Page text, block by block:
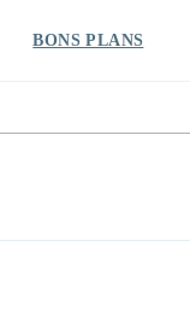
BONS PLANS